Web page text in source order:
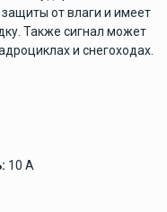
от влаги и имеет
Также сигнал может
и снегоходах.
10 А